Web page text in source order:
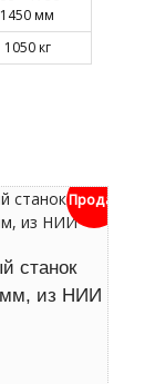
1450 мм
1050 кг
Продан
станок
мм, из НИИ